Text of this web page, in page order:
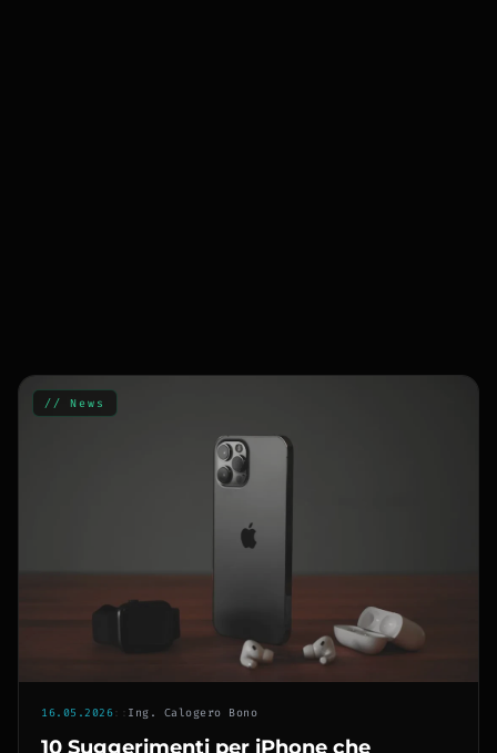
// News
16.05.2026:: Ing. Calogero Bono
10 Suggerimenti per iPhone che